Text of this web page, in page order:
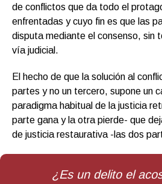
de conflictos que da todo el
enfrentadas y cuyo fin es que las
disputa mediante el consenso, sin
vía judicial.
El hecho de que la solución al
partes y no un tercero, supone un
paradigma habitual de la justicia
parte gana y la otra pierde- que
de justicia restaurativa -las dos
¿Es un delito el